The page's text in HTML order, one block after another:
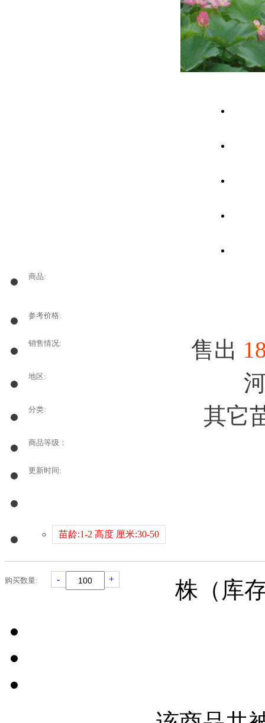
商品:
参考价格:
销售情况: 售出
地区:
分类: 其它
商品等级：
更新时间:
苗龄:1-2 高度 厘米:30-50
购买数量: - + 株（库